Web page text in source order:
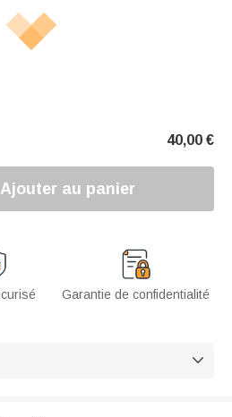
40,00 €
Ajouter au panier
Garantie de confidentialité
